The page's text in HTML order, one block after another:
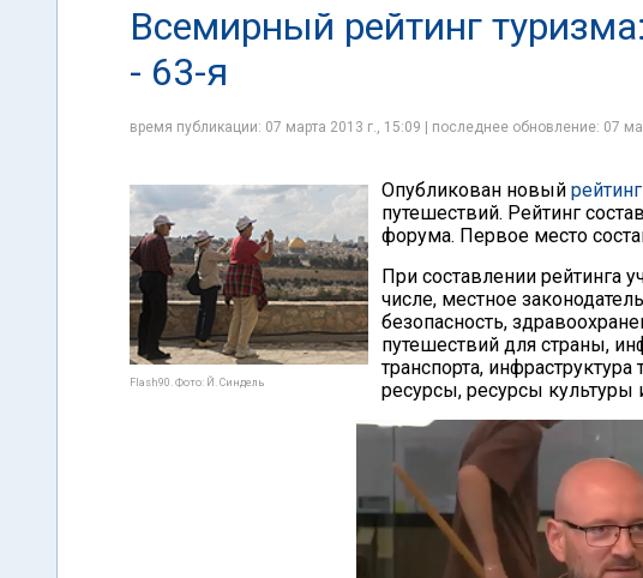
Всемирный рейтинг
- 63-я
время публикации: 07 марта 2013 г., 15:09 | последнее обновление: 07
Flash90. Фото: Й. Синдель
Опубликован новый рейтинг
путешествий. Рейтинг
форума. Первое место
При составлении рейтинга
числе, местное
безопасность,
путешествий для страны,
транспорта,
ресурсы, ресурсы культуры